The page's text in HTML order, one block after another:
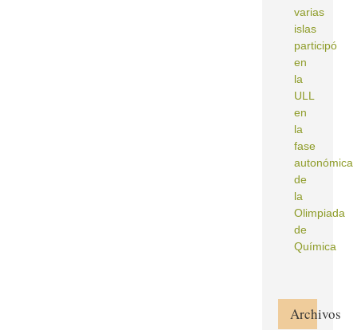
varias
islas
participó
en
la
ULL
en
la
fase
autonómica
de
la
Olimpiada
de
Química
Archivos